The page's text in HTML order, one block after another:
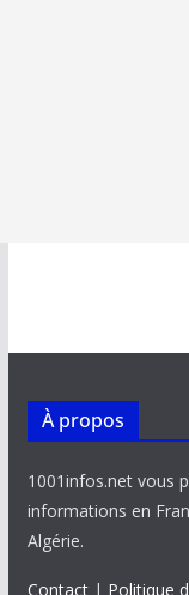
À propos
1001infos.net vous
informations en
Algérie.
Contact| Politique